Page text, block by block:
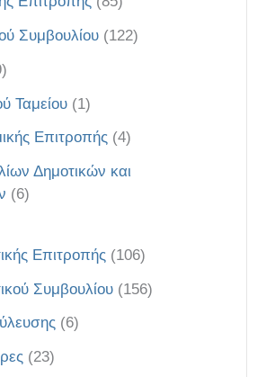
Συμβουλίου (122)
Ταμείου (1)
Επιτροπής (4)
Δημοτικών και
(6)
Επιτροπής (106)
Συμβουλίου (156)
(6)
(23)